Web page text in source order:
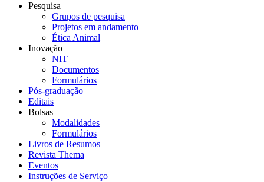
Pesquisa
Grupos de pesquisa
Projetos em andamento
Ética Animal
Inovação
NIT
Documentos
Formulários
Pós-graduação
Editais
Bolsas
Modalidades
Formulários
Livros de Resumos
Revista Thema
Eventos
Instruções de Serviço